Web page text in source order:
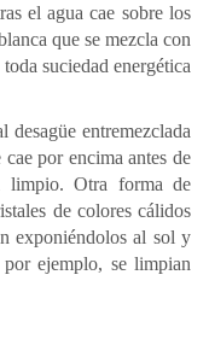
el agua cae sobre los
que se mezcla con
suciedad energética
entremezclada
por encima antes de
limpio. Otra forma de
de colores cálidos
exponiéndolos al sol y
ejemplo, se limpian